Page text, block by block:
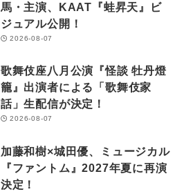
馬・主演、KAAT『蛙昇天』ビ
ジュアル公開！
2026-08-07
歌舞伎座八月公演『怪談 牡丹燈
籠』出演者による「歌舞伎家
話」生配信が決定！
2026-08-07
加藤和樹×城田優、ミュージカル
『ファントム』2027年夏に再演
決定！